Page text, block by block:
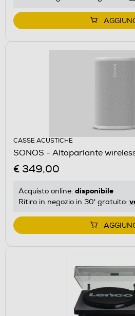
CASSE ACUSTICHE
SONOS - Altoparlante
€ 349,00
Acquisto online: disponibile
Ritiro in negozio in 30' gratuito: